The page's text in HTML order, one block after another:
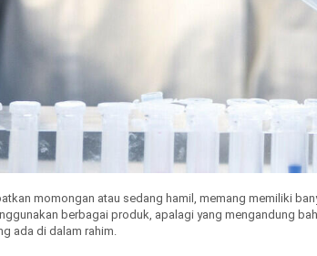
momongan atau sedang hamil, memang memiliki
berbagai produk, apalagi yang mengandung
ada di dalam rahim.